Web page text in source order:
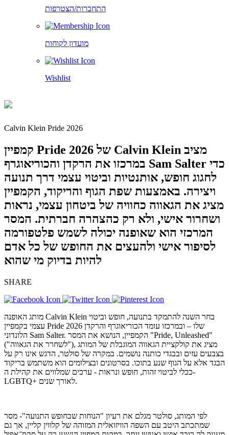
התחברות/הצטרפות
מועדון לקוחות
Wishlist
Calvin Klein Pride 2026
קמפיין Pride 2026 של Calvin Klein מציב
במרכזו את הרקדן והכוריאוגרף Sam Salter כדי
לחגוג חופש, אותנטיות וביטוי עצמי דרך תנועה
ויצירה. באמצעות שפת הגוף והריקוד, הקמפיין
מציג את הגאווה כחוויה של ביטחון עצמי, נראות
ושחרור אישי, ולא רק כהצהרה חברתית. המסר
המרכזי הוא שאופנה יכולה לשמש פלטפורמה
לסיפור אישי ולהעצים את החופש של כל אדם
להיות בדיוק מי שהוא
SHARE
מותג האופנה Calvin Klein בחר השנה להתמקד בתנועה, חופש וביטוי
עצמי בקמפיין Pride 2026 שלו – ובמרכזו עומד הכוריאוגרף והרקדן
הלונדוני Sam Salter. הקמפיין, הנושא את המסר "Pride, Unleashed"
("לשחרר את הגאווה"), מציג את קולקציית הגאווה המוגבלת של המותג
בצבעים עזים ובבגדי כותנה נושמים. במקרה של סולטר, הדגש אינו רק על
הבגד אלא על הגוף שנע בתוכו. בסרטונים ובצילומים הוא משתמש בריקוד
ככלי לביטוי זהות, חופש ונראות - ערכים שמלווים את קהילת ה-
LGBTQ+ לאורך שנים.
לפי המותג, סולטר מגלם את רעיון "הנוחות שבחופש התנועה"- מסר
שמתכתב היטב עם השפה הוויזואלית המזוהה של קלווין קליין, אך גם